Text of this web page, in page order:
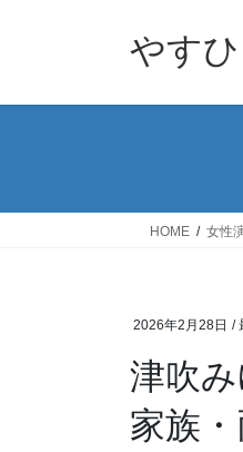
やす
HOME 女性
2026年2月28日 /
津吹
家族